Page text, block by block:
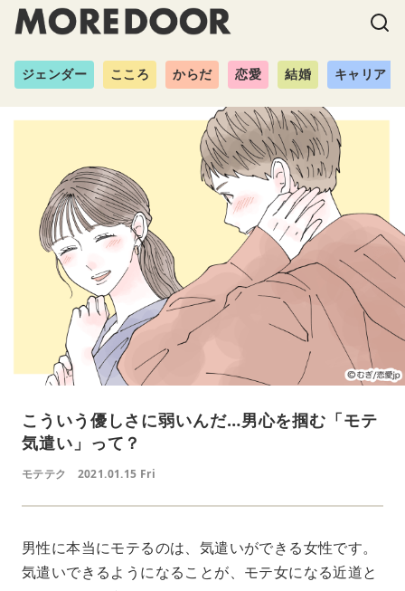
ジェンダー こころ からだ 恋愛 結婚 キャリア
こういう優しさに弱いんだ…男心を掴む「モテ
気遣い」って？
モテテク 2021.01.15 Fri
男性に本当にモテるのは、気遣いができる女性です。
気遣いできるようになることが、モテ女になる近道と